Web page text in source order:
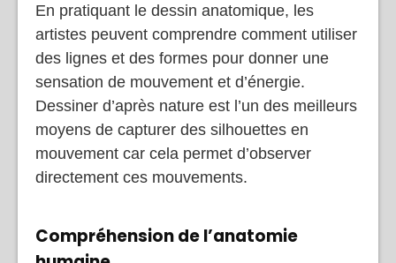
En pratiquant le dessin anatomique, les
artistes peuvent comprendre comment utiliser
des lignes et des formes pour donner une
sensation de mouvement et d’énergie.
Dessiner d’après nature est l’un des meilleurs
moyens de capturer des silhouettes en
mouvement car cela permet d’observer
directement ces mouvements.
Compréhension de l’anatomie